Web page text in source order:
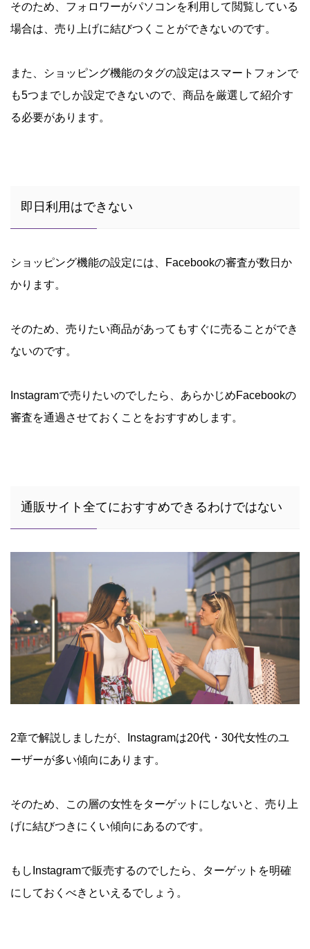
そのため、フォロワーがパソコンを利用して閲覧している
場合は、売り上げに結びつくことができないのです。
また、ショッピング機能のタグの設定はスマートフォンで
も5つまでしか設定できないので、商品を厳選して紹介す
る必要があります。
即日利用はできない
ショッピング機能の設定には、Facebookの審査が数日か
かります。
そのため、売りたい商品があってもすぐに売ることができ
ないのです。
Instagramで売りたいのでしたら、あらかじめFacebookの
審査を通過させておくことをおすすめします。
通販サイト全てにおすすめできるわけではない
2章で解説しましたが、Instagramは20代・30代女性のユ
ーザーが多い傾向にあります。
そのため、この層の女性をターゲットにしないと、売り上
げに結びつきにくい傾向にあるのです。
もしInstagramで販売するのでしたら、ターゲットを明確
にしておくべきといえるでしょう。